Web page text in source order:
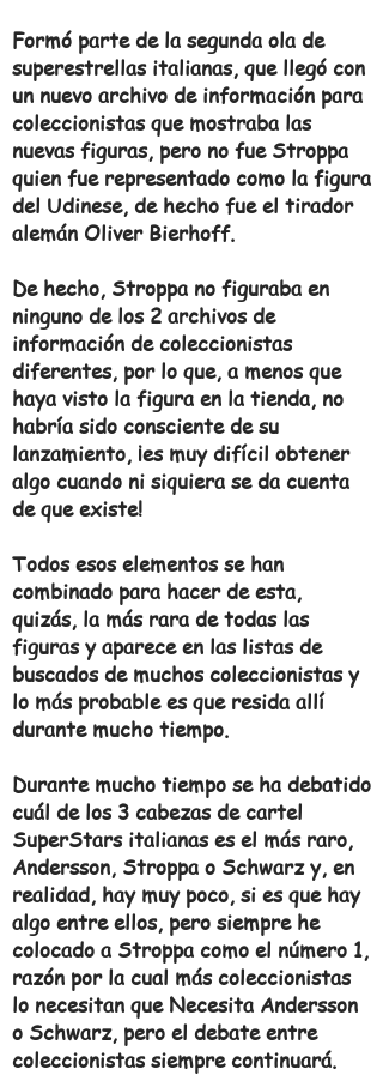
Formó parte de la segunda ola de
superestrellas italianas, que llegó con
un nuevo archivo de información para
coleccionistas que mostraba las
nuevas figuras, pero no fue Stroppa
quien fue representado como la figura
del Udinese, de hecho fue el tirador
alemán Oliver Bierhoff.
De hecho, Stroppa no figuraba en
ninguno de los 2 archivos de
información de coleccionistas
diferentes, por lo que, a menos que
haya visto la figura en la tienda, no
habría sido consciente de su
lanzamiento, ¡es muy difícil obtener
algo cuando ni siquiera se da cuenta
de que existe!
Todos esos elementos se han
combinado para hacer de esta,
quizás, la más rara de todas las
figuras y aparece en las listas de
buscados de muchos coleccionistas y
lo más probable es que resida allí
durante mucho tiempo.
Durante mucho tiempo se ha debatido
cuál de los 3 cabezas de cartel
SuperStars italianas es el más raro,
Andersson, Stroppa o Schwarz y, en
realidad, hay muy poco, si es que hay
algo entre ellos, pero siempre he
colocado a Stroppa como el número 1,
razón por la cual más coleccionistas
lo necesitan que Necesita Andersson
o Schwarz, pero el debate entre
coleccionistas siempre continuará.